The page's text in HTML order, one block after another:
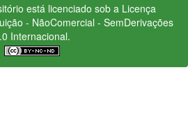
está licenciado sob a Licença
- NãoComercial - SemDerivações
Internacional.